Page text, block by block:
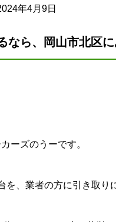
年4月9日
なら、岡山市北区
ーズのうーです。
を、業者の方に引き取り